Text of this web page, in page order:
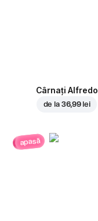
Cârnați Alfredo
de la 36,99 lei
apasă